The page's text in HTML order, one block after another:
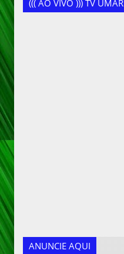
((( AO VIVO ))) TV UMARI
ANUNCIE AQUI